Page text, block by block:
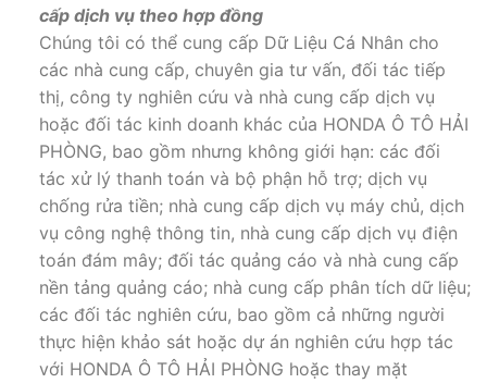
cấp dịch vụ theo hợp đồng
Chúng tôi có thể cung cấp Dữ Liệu Cá Nhân cho
các nhà cung cấp, chuyên gia tư vấn, đối tác tiếp
thị, công ty nghiên cứu và nhà cung cấp dịch vụ
hoặc đối tác kinh doanh khác của HONDA Ô TÔ HẢI
PHÒNG, bao gồm nhưng không giới hạn: các đối
tác xử lý thanh toán và bộ phận hỗ trợ; dịch vụ
chống rửa tiền; nhà cung cấp dịch vụ máy chủ, dịch
vụ công nghệ thông tin, nhà cung cấp dịch vụ điện
toán đám mây; đối tác quảng cáo và nhà cung cấp
nền tảng quảng cáo; nhà cung cấp phân tích dữ liệu;
các đối tác nghiên cứu, bao gồm cả những người
thực hiện khảo sát hoặc dự án nghiên cứu hợp tác
với HONDA Ô TÔ HẢI PHÒNG hoặc thay mặt